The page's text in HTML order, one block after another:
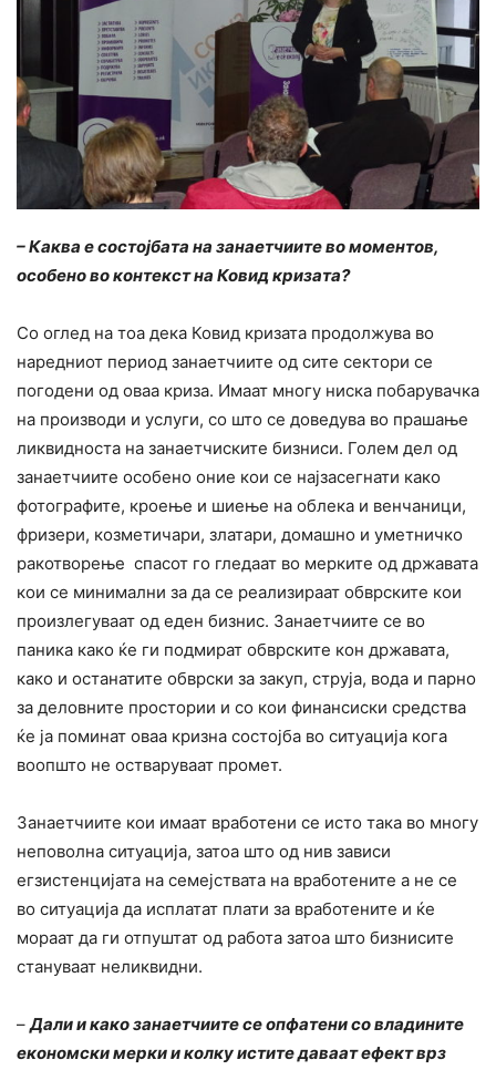
– Каква е состојбата на занаетчиите во моментов,
особено во контекст на Ковид кризата?
Со оглед на тоа дека Ковид кризата продолжува во
наредниот период занаетчиите од сите сектори се
погодени од оваа криза. Имаат многу ниска побарувачка
на производи и услуги, со што се доведува во прашање
ликвидноста на занаетчиските бизниси. Голем дел од
занаетчиите особено оние кои се најзасегнати како
фотографите, кроење и шиење на облека и венчаници,
фризери, козметичари, златари, домашно и уметничко
ракотворење спасот го гледаат во мерките од државата
кои се минимални за да се реализираат обврските кои
произлегуваат од еден бизнис. Занаетчиите се во
паника како ќе ги подмират обврските кон државата,
како и останатите обврски за закуп, струја, вода и парно
за деловните простории и со кои финансиски средства
ќе ја поминат оваа кризна состојба во ситуација кога
воопшто не остваруваат промет.
Занаетчиите кои имаат вработени се исто така во многу
неповолна ситуација, затоа што од нив зависи
егзистенцијата на семејствата на вработените а не се
во ситуација да исплатат плати за вработените и ќе
мораат да ги отпуштат од работа затоа што бизнисите
стануваат неликвидни.
–Дали и како занаетчиите се опфатени со владините
економски мерки и колку истите даваат ефект врз